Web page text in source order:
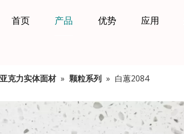
首页 产品 优势 应用
亚克力实体面材 » 颗粒系列 » 白蕙2084